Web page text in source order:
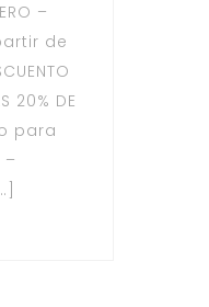
–
de
20% DE
para
–